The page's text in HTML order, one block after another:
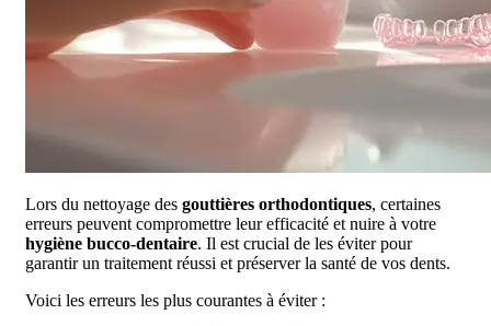
Lors du nettoyage des gouttières orthodontiques, certaines
erreurs peuvent compromettre leur efficacité et nuire à votre
hygiène bucco-dentaire. Il est crucial de les éviter pour
garantir un traitement réussi et préserver la santé de vos dents.
Voici les erreurs les plus courantes à éviter :